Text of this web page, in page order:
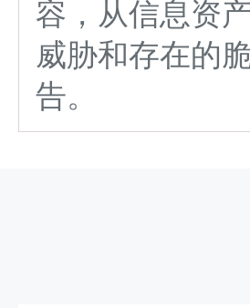
容，从信息资
威胁和存在的
告。